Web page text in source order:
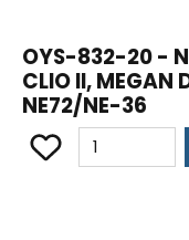
OYS-832-20 -
CLIO II, MEGAN
NE72/NE-36